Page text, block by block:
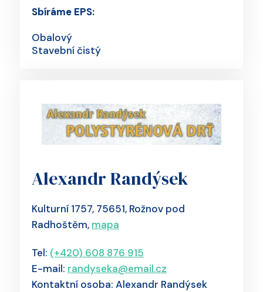
Sbíráme EPS:
Obalový
Stavební čistý
Alexandr Randýsek
Kulturní 1757, 75651, Rožnov pod
Radhoštěm, mapa
Tel: (+420) 608 876 915
E-mail: randyseka@email.cz
Kontaktní osoba: Alexandr Randýsek